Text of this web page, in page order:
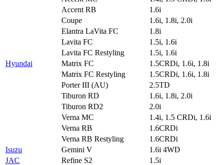
Hyundai
Accent RB
1.6i
Coupe
1.6i, 1.8i, 2.0i
Elantra LaVita FC
1.8i
Lavita FC
1.5i, 1.6i
Lavita FC Restyling
1.5i, 1.6i
Matrix FC
1.5CRDi, 1.6i, 1.8i
Matrix FC Restyling
1.5CRDi, 1.6i, 1.8i
Porter III (AU)
2.5TD
Tiburon RD
1.6i, 1.8i, 2.0i
Tiburon RD2
2.0i
Verna MC
1.4i, 1.5 CRDi, 1.6i
Verna RB
1.6CRDi
Verna RB Restyling
1.6CRDi
Isuzu
Gemini V
1.6i 4WD
JAC
Refine S2
1.5i